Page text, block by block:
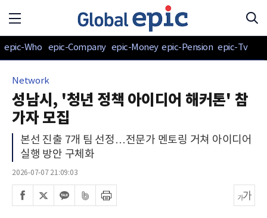
epic-Who epic-Company epic-Money epic-Pension epic-Tv
Network
성남시, '청년 정책 아이디어 해커톤' 참
가자 모집
본선 진출 7개 팀 선정…전문가 멘토링 거쳐 아이디어
실행 방안 구체화
2026-07-07 21:09:03